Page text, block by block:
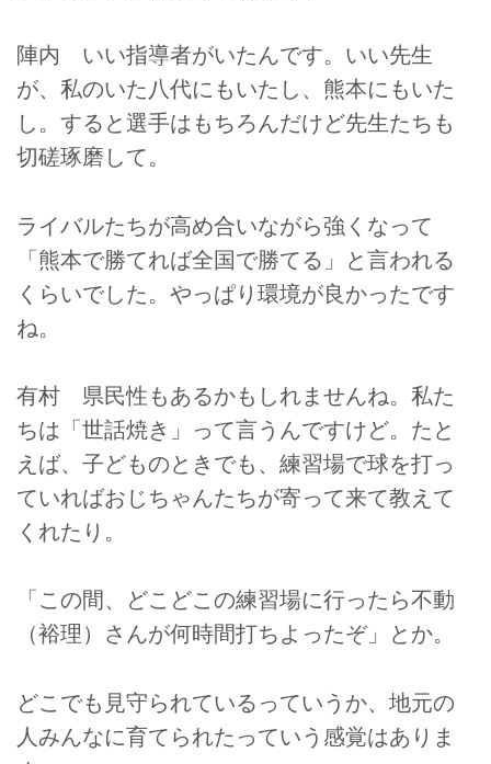
陣内 いい指導者がいたんです。いい先生
が、私のいた八代にもいたし、熊本にもいた
し。すると選手はもちろんだけど先生たちも
切磋琢磨して。
ライバルたちが高め合いながら強くなって
「熊本で勝てれば全国で勝てる」と言われる
くらいでした。やっぱり環境が良かったです
ね。
有村 県民性もあるかもしれませんね。私た
ちは「世話焼き」って言うんですけど。たと
えば、子どものときでも、練習場で球を打っ
ていればおじちゃんたちが寄って来て教えて
くれたり。
「この間、どこどこの練習場に行ったら不動
（裕理）さんが何時間打ちよったぞ」とか。
どこでも見守られているっていうか、地元の
人みんなに育てられたっていう感覚はありま